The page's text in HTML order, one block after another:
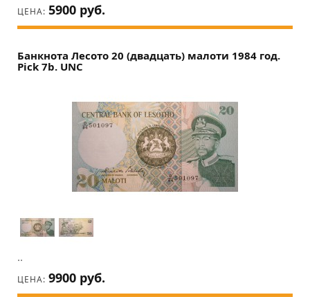
ЦЕНА: 5900 руб.
Банкнота Лесото 20 (двадцать) малоти 1984 год.
Pick 7b. UNC
..
ЦЕНА: 9900 руб.